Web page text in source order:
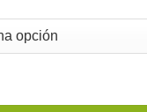
| Implacil cantidad